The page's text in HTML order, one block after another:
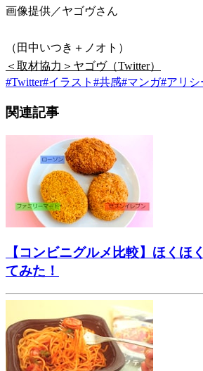
画像提供／ヤゴヴさん
（田中いつき＋ノオト）
＜取材協力＞ヤゴヴ（Twitter）
#Twitter#イラスト #共感#マンガ#アリシ
関連記事
【コンビニグルメ比較】ほくほ
てみた！